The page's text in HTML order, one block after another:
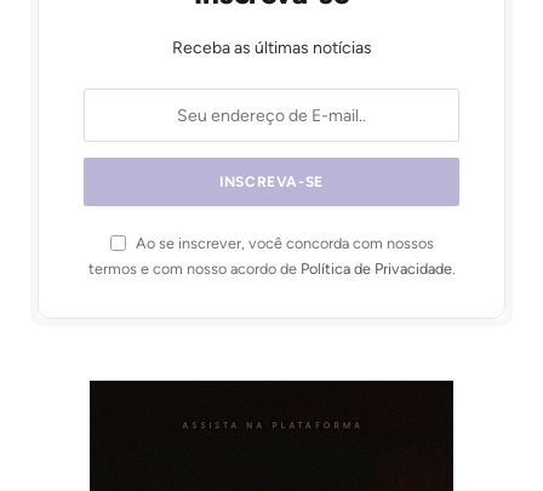
Receba as últimas notícias
Ao se inscrever, você concorda com nossos
termos e com nosso acordo de Política de Privacidade.